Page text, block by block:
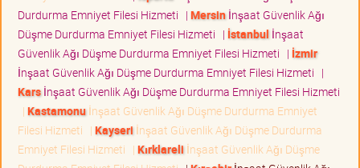
Durdurma Emniyet Filesi Hizmeti | Mersinİnşaat Güvenlik Ağı
Düşme Durdurma Emniyet Filesi Hizmeti | İstanbul İnşaat
Güvenlik Ağı Düşme Durdurma Emniyet Filesi Hizmeti | İzmir
İnşaat Güvenlik Ağı Düşme Durdurma Emniyet Filesi Hizmeti |
Karsİnşaat Güvenlik Ağı Düşme Durdurma Emniyet Filesi Hizmeti
| Kastamonuİnşaat Güvenlik Ağı Düşme Durdurma Emniyet
Filesi Hizmeti | Kayseri İnşaat Güvenlik Ağı Düşme Durdurma
Emniyet Filesi Hizmeti | Kırklareli İnşaat Güvenlik Ağı Düşme